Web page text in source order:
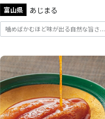
富山県 あじまる
噛めばかむほど味が出る自然な旨さ...